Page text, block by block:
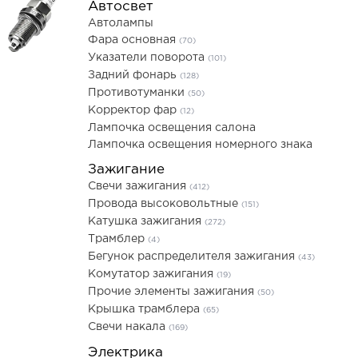
Автосвет
Автолампы
Фара основная (70)
Указатели поворота (101)
Задний фонарь (128)
Противотуманки (50)
Корректор фар (12)
Лампочка освещения салона
Лампочка освещения номерного знака
Зажигание
Свечи зажигания (412)
Провода высоковольтные (151)
Катушка зажигания (272)
Трамблер (4)
Бегунок распределителя зажигания (43)
Комутатор зажигания (19)
Прочие элементы зажигания (50)
Крышка трамблера (65)
Свечи накала (169)
Электрика